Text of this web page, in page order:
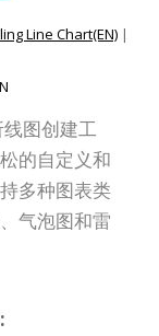
Line Chart(EN) |
图创建工
的自定义和
多种图表类
气泡图和雷